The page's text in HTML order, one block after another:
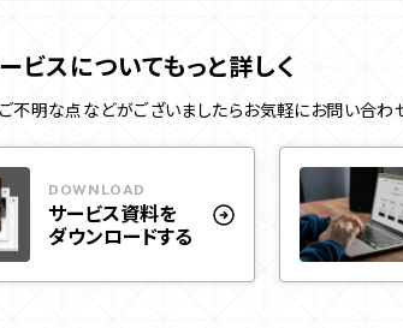
ビスについてもっと詳しく
不明な点などがございましたらお気軽にお問い合わ
DOWNLOAD
サービス資料を
ダウンロードする